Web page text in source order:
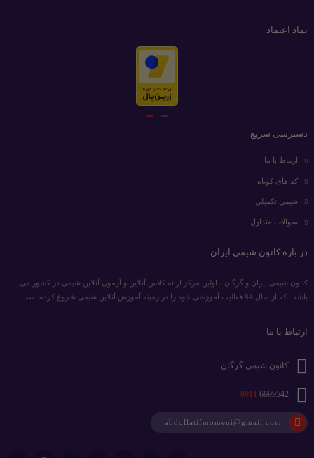
نماد اعتماد
دسترسی سریع
ارتباط با ما
کد های کوتاه
شیمی تکمیلی
سوالات متداول
در باره کانون شیمی ایران
کانون شیمی ایران و گرگان ، اولین مرکز ارائه کلاس آنلاین و آزمون آنلاین شیمی در کشور می
باشد . که از سال 84 فعالیت آموزشی خود را در زمینه آموزش آنلاین شیمی شروع کرده است .
ارتباط با ما
کانون شیمی گرگان
0911 6699542
abdollatifmomeni@gmail.com